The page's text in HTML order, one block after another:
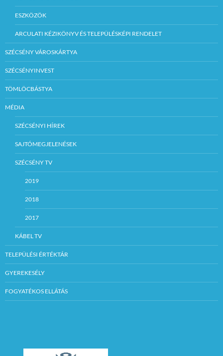
ESZKÖZÖK
ARCULATI KÉZIKÖNYV ÉS TELEPÜLÉSKÉPI RENDELET
SZÉCSÉNY VÁROSKÁRTYA
SZÉCSÉNYINVEST
TÖMLÖCBÁSTYA
MÉDIA
SZÉCSÉNYI HÍREK
SAJTÓMEGJELENÉSEK
SZÉCSÉNY TV
2019
2018
2017
KÁBEL TV
TELEPÜLÉSI ÉRTÉKTÁR
GYEREKESÉLY
FOGYATÉKOS ELLÁTÁS